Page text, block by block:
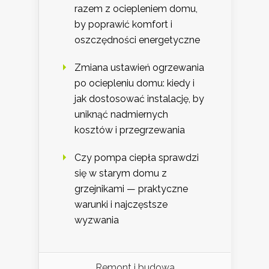
razem z ociepleniem domu,
by poprawić komfort i
oszczędności energetyczne
Zmiana ustawień ogrzewania
po ociepleniu domu: kiedy i
jak dostosować instalację, by
uniknąć nadmiernych
kosztów i przegrzewania
Czy pompa ciepła sprawdzi
się w starym domu z
grzejnikami — praktyczne
warunki i najczęstsze
wyzwania